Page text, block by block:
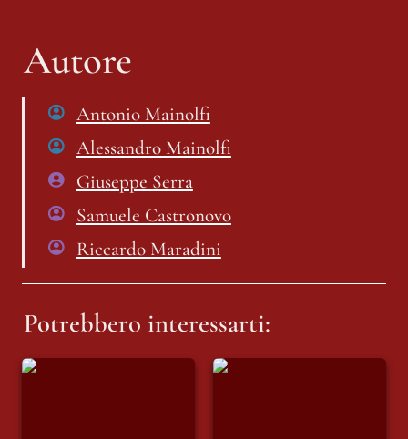
Autore
Antonio Mainolfi
Alessandro Mainolfi
Giuseppe Serra
Samuele Castronovo
Riccardo Maradini
Potrebbero interessarti:
La “dieta ancestrale”
INSOSTENIBILE: